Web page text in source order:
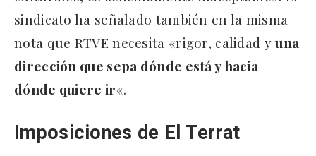
sindicato ha señalado también en la misma
nota que RTVE necesita «rigor, calidad yuna
dirección que sepa dónde está y hacia
dónde quiere ir«.
Imposiciones de El Terrat